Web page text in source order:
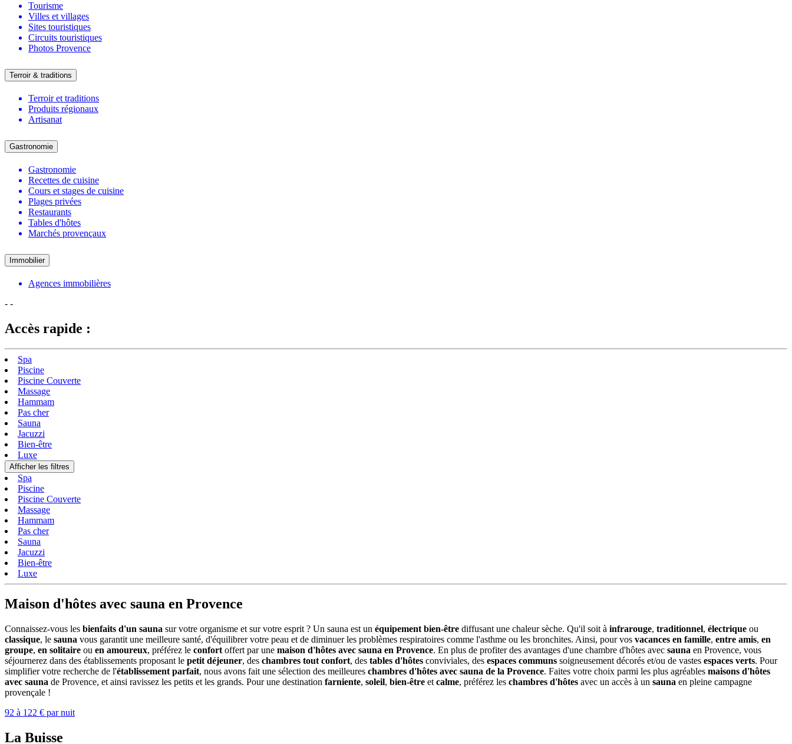
Tourisme
Villes et villages
Sites touristiques
Circuits touristiques
Photos Provence
Terroir & traditions
Terroir et traditions
Produits régionaux
Artisanat
Gastronomie
Gastronomie
Recettes de cuisine
Cours et stages de cuisine
Plages privées
Restaurants
Tables d'hôtes
Marchés provençaux
Immobilier
Agences immobilières
- -
Accès rapide :
Spa
Piscine
Piscine Couverte
Massage
Hammam
Pas cher
Sauna
Jacuzzi
Bien-être
Luxe
Afficher les filtres
Spa
Piscine
Piscine Couverte
Massage
Hammam
Pas cher
Sauna
Jacuzzi
Bien-être
Luxe
Maison d'hôtes avec sauna en Provence
Connaissez-vous les bienfaits d'un sauna sur votre organisme et sur votre esprit ? Un sauna est un équipement bien-être diffusant une chaleur sèche. Qu'il soit à infrarouge, traditionnel, électrique ou
classique, le sauna vous garantit une meilleure santé, d'équilibrer votre peau et de diminuer les problèmes respiratoires comme l'asthme ou les bronchites. Ainsi, pour vos vacances en famille, entre amis, en
groupe, en solitaire ou en amoureux, préférez le confort offert par une maison d'hôtes avec sauna en Provence. En plus de profiter des avantages d'une chambre d'hôtes avec sauna en Provence, vous
séjournerez dans des établissements proposant le petit déjeuner, des chambres tout confort, des tables d'hôtes conviviales, des espaces communs soigneusement décorés et/ou de vastes espaces verts. Pour
simplifier votre recherche de l'établissement parfait, nous avons fait une sélection des meilleures chambres d'hôtes avec sauna de la Provence. Faites votre choix parmi les plus agréables maisons d'hôtes
avec sauna de Provence, et ainsi ravissez les petits et les grands. Pour une destination farniente, soleil, bien-être et calme, préférez les chambres d'hôtes avec un accès à un sauna en pleine campagne
provençale !
92 à 122 € par nuit
La Buisse